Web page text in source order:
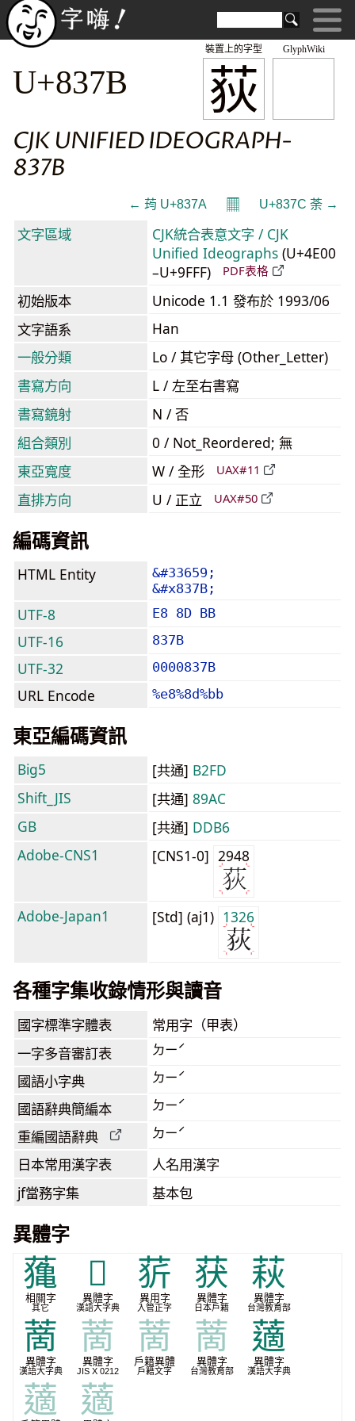
GlyphWiki
荻
裝置上的字型
U+837B
CJK UNIFIED IDEOGRAPH-
837B
← 荺 U+837A 𝄜 U+837C 荼 →
文字區域
CJK統合表意文字 / CJK
Unified Ideographs (U+4E00
–U+9FFF)
PDF表格
初始版本
Unicode 1.1 發布於 1993/06
文字語系
Han
一般分類
Lo / 其它字母 (Other_Letter)
書寫方向
L / 左至右書寫
書寫鏡射
N / 否
組合類別
0 / Not_Reordered; 無
東亞寬度
W / 全形 UAX#11
直排方向 U / 正立 UAX#50
編碼資訊
HTML Entity
&#33659;
&#x837B;
UTF-8 E8 8D BB
UTF-16 837B
UTF-32 0000837B
URL Encode %e8%8d%bb
東亞編碼資訊
Big5 [共通] B2FD
Shift_JIS
[共通] 89AC
GB
[共通] DDB6
Adobe-CNS1
[CNS1-0] 2948
Adobe-Japan1 [Std] (aj1) 1326
各種字集收錄情形與讀音
國字標準字體表 常用字（甲表）
一字多音審訂表 ㄉㄧˊ
國語小字典 ㄉㄧˊ
國語辭典簡編本 ㄉㄧˊ
重編國語辭典 ㄉㄧˊ
日本常用漢字表 人名用漢字
jf當務字集 基本包
異體字
𦿷
相關字
其它
𧁱
異體字
漢語大字典
䓄
異用字
入管正字
获
異體字
日本戶籍
萩
異體字
台灣教育部
蔐
異體字
漢語大字典
蔐
異體字
JIS X 0212
蔐
戶籍異體
戶籍文字
蔐
異體字
台灣教育部
藡
異體字
漢語大字典
藡 藡